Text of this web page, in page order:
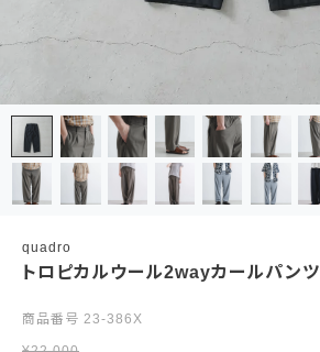
quadro
トロピカルウール2wayカールパンツ
商品番号 23-386X